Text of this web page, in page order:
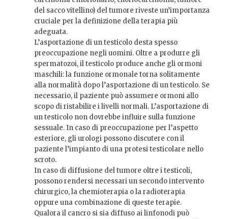
del sacco vitellino) del tumore riveste un’importanza
cruciale per la definizione della terapia più
adeguata.
L’asportazione di un testicolo desta spesso
preoccupazione negli uomini. Oltre a produrre gli
spermatozoi, il testicolo produce anche gli ormoni
maschili: la funzione ormonale torna solitamente
alla normalità dopo l’asportazione di un testicolo. Se
necessario, il paziente può assumere ormoni allo
scopo di ristabilire i livelli normali. L’asportazione di
un testicolo non dovrebbe influire sulla funzione
sessuale. In caso di preoccupazione per l’aspetto
esteriore, gli urologi possono discutere con il
paziente l’impianto di una protesi testicolare nello
scroto.
In caso di diffusione del tumore oltre i testicoli,
possono rendersi necessari un secondo intervento
chirurgico, la chemioterapia o la radioterapia
oppure una combinazione di queste terapie.
Qualora il cancro si sia diffuso ai linfonodi può